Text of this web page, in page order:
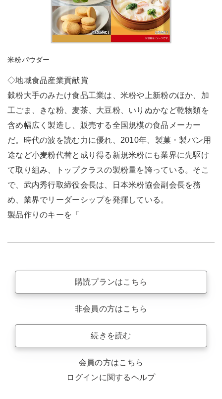
米粉パウダー
◇地域食品産業貢献賞
穀粉大手のみたけ食品工業は、米粉や上新粉のほか、加
工ごま、きな粉、麦茶、大豆粉、いりぬかなど乾物類を
含め幅広く製造し、販売する全国規模の食品メーカー
だ。時代の波を読む力に優れ、2010年、製菓・製パン用
途など小麦粉代替と成り得る新規米粉にも業界に先駆け
て取り組み、トップクラスの製粉量を誇っている。そこ
で、武内秀行取締役会長は、日本米粉協会副会長を務
め、業界でリーダーシップを発揮している。
製品作りのキーを「
購読プランはこちら
非会員の方はこちら
続きを読む
会員の方はこちら
ログインに関するヘルプ